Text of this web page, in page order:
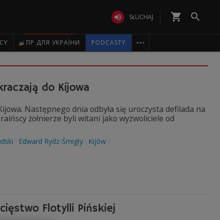
 SŁUCHAJ shopping_cart 
ПР ДЛЯ УКРАЇНИ PODCASTY 
do Kijowa
Następnego dnia odbyła się uroczysta defilada na
żołnierze byli witani jako wyzwoliciele od
Edward Rydz-Śmigły Kijów
Flotylli Pińskiej